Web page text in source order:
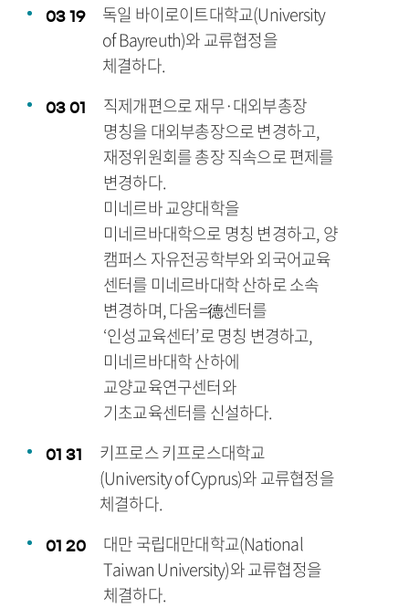
03 19
독일 바이로이트대학교(University
of Bayreuth)와 교류협정을
체결하다.
03 01
직제개편으로 재무·대외부총장
명칭을 대외부총장으로 변경하고,
재정위원회를 총장 직속으로 편제를
변경하다.
미네르바 교양대학을
미네르바대학으로 명칭 변경하고, 양
캠퍼스 자유전공학부와 외국어교육
센터를 미네르바대학 산하로 소속
변경하며, 다움=德센터를
‘인성교육센터’로 명칭 변경하고,
미네르바대학 산하에
교양교육연구센터와
기초교육센터를 신설하다.
01 31
키프로스 키프로스대학교
(University of Cyprus)와 교류협정을
체결하다.
01 20
대만 국립대만대학교(National
Taiwan University)와 교류협정을
체결하다.